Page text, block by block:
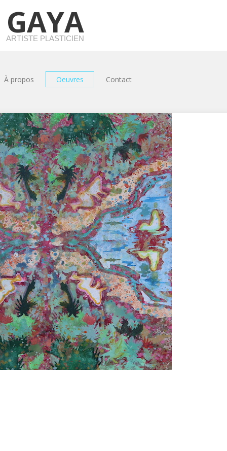
GAYA
ARTISTE PLASTICIEN
À propos Oeuvres Contact